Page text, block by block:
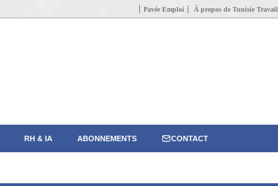
Pavée Emploi À propos de Tunisie Travail
RH & IA ABONNEMENTS CONTACT